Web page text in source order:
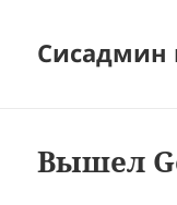
Сисадмин
Вышел